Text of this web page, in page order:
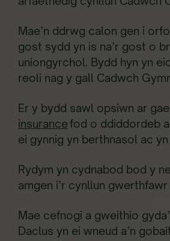
Mae’n ddrwg calon gen i
gost sydd yn is na’r gost o
uniongyrchol. Bydd hyn yn
reoli nag y gall Cadwch
Er y bydd sawl opsiwn ar
insurancefod o ddiddordeb
ei gynnig yn berthnasol ac
Rydym yn cydnabod bod y
amgen i’r cynllun
Mae cefnogi a gweithio
Daclus yn ei wneud a’n